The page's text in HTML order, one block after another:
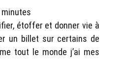
minutes
étoffer et donner vie à
un billet sur certains de
tout le monde j’ai mes